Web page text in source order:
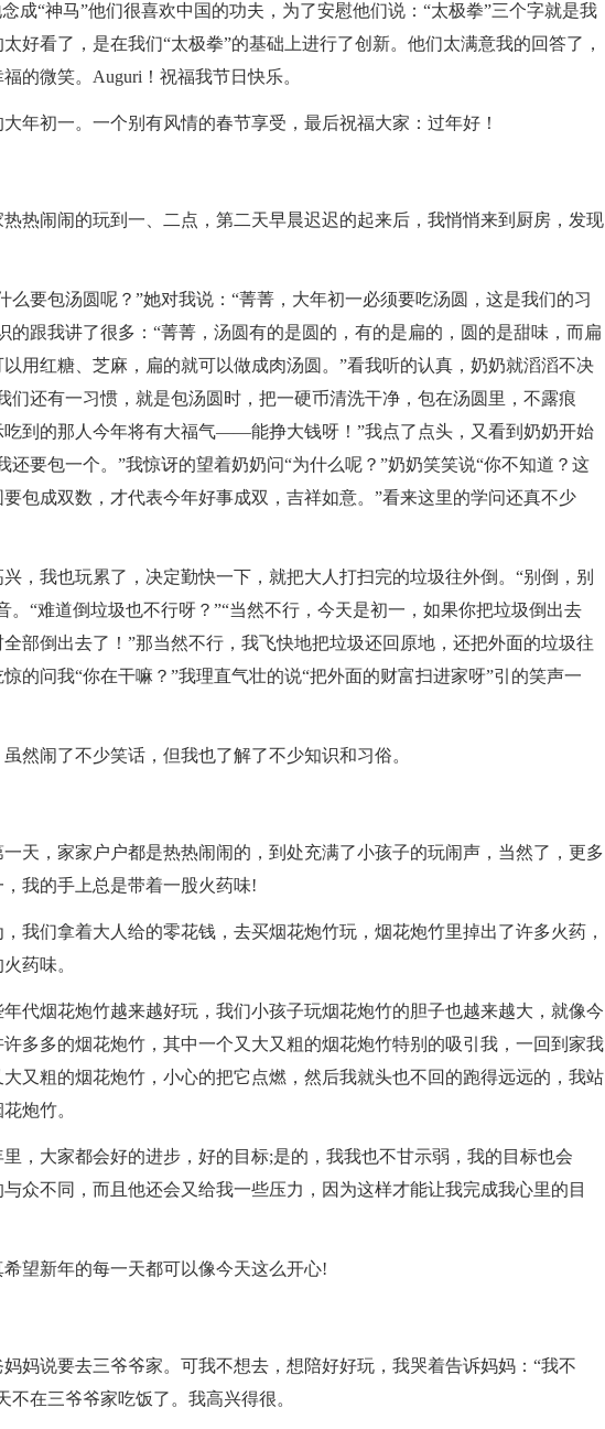
成“神马”他们很喜欢中国的功夫，为了安慰他们说：“太极拳”三个字就是我
好看了，是在我们“太极拳”的基础上进行了创新。他们太满意我的回答了，
的微笑。Auguri！祝福我节日快乐。
年初一。一个别有风情的春节享受，最后祝福大家：过年好！
热闹闹的玩到一、二点，第二天早晨迟迟的起来后，我悄悄来到厨房，发现
么要包汤圆呢？”她对我说：“菁菁，大年初一必须要吃汤圆，这是我们的习
的跟我讲了很多：“菁菁，汤圆有的是圆的，有的是扁的，圆的是甜味，而扁
用红糖、芝麻，扁的就可以做成肉汤圆。”看我听的认真，奶奶就滔滔不决
们还有一习惯，就是包汤圆时，把一硬币清洗干净，包在汤圆里，不露痕
吃到的那人今年将有大福气——能挣大钱呀！”我点了点头，又看到奶奶开始
还要包一个。”我惊讶的望着奶奶问“为什么呢？”奶奶笑笑说“你不知道？这
包成双数，才代表今年好事成双，吉祥如意。”看来这里的学问还真不少
，我也玩累了，决定勤快一下，就把大人打扫完的垃圾往外倒。“别倒，别
。“难道倒垃圾也不行呀？”“当然不行，今天是初一，如果你把垃圾倒出去
部倒出去了！”那当然不行，我飞快地把垃圾还回原地，还把外面的垃圾往
的问我“你在干嘛？”我理直气壮的说“把外面的财富扫进家呀”引的笑声一
然闹了不少笑话，但我也了解了不少知识和习俗。
天，家家户户都是热热闹闹的，到处充满了小孩子的玩闹声，当然了，更多
我的手上总是带着一股火药味!
我们拿着大人给的零花钱，去买烟花炮竹玩，烟花炮竹里掉出了许多火药，
药味。
代烟花炮竹越来越好玩，我们小孩子玩烟花炮竹的胆子也越来越大，就像今
多多的烟花炮竹，其中一个又大又粗的烟花炮竹特别的吸引我，一回到家我
又粗的烟花炮竹，小心的把它点燃，然后我就头也不回的跑得远远的，我站
炮竹。
，大家都会好的进步，好的目标;是的，我我也不甘示弱，我的目标也会
众不同，而且他还会又给我一些压力，因为这样才能让我完成我心里的目
望新年的每一天都可以像今天这么开心!
妈说要去三爷爷家。可我不想去，想陪好好玩，我哭着告诉妈妈：“我不
不在三爷爷家吃饭了。我高兴得很。